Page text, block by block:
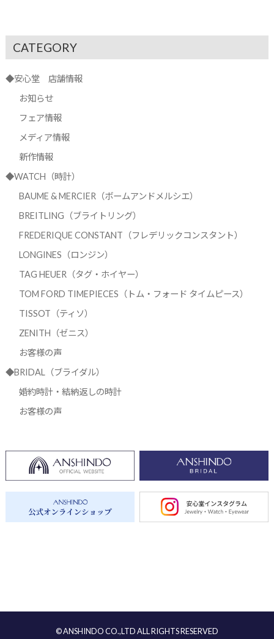
CATEGORY
◆安心堂 店舗情報
お知らせ
フェア情報
メディア情報
新作情報
◆WATCH（時計）
BAUME & MERCIER（ボームアンドメルシエ）
BREITLING（ブライトリング）
FREDERIQUE CONSTANT（フレデリックコンスタント）
LONGINES（ロンジン）
TAG HEUER（タグ・ホイヤー）
TOM FORD TIMEPIECES（トム・フォード タイムピース）
TISSOT（ティソ）
ZENITH（ゼニス）
お客様の声
◆BRIDAL（ブライダル）
婚約時計・結納返しの時計
お客様の声
© ANSHINDO CO.,LTD ALL RIGHTS RESERVED